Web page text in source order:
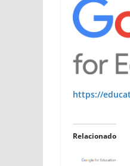
https://
Relacionado